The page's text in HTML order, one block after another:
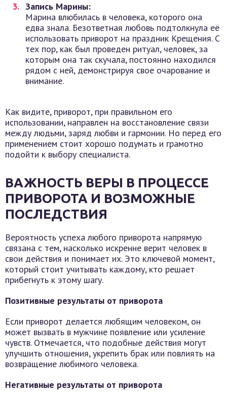
Запись Марины:
Марина влюбилась в человека, которого она
едва знала. Безответная любовь подтолкнула её
использовать приворот на праздник Крещения. С
тех пор, как был проведен ритуал, человек, за
которым она так скучала, постоянно находился
рядом с ней, демонстрируя свое очарование и
внимание.
Как видите, приворот, при правильном его
использовании, направлен на восстановление связи
между людьми, заряд любви и гармонии. Но перед его
применением стоит хорошо подумать и грамотно
подойти к выбору специалиста.
ВАЖНОСТЬ ВЕРЫ В ПРОЦЕССЕ
ПРИВОРОТА И ВОЗМОЖНЫЕ
ПОСЛЕДСТВИЯ
Вероятность успеха любого приворота напрямую
связана с тем, насколько искренне верит человек в
свои действия и понимает их. Это ключевой момент,
который стоит учитывать каждому, кто решает
прибегнуть к этому шагу.
Позитивные результаты от приворота
Если приворот делается любящим человеком, он
может вызвать в мужчине появление или усиление
чувств. Отмечается, что подобные действия могут
улучшить отношения, укрепить брак или повлиять на
возвращение любимого человека.
Негативные результаты от приворота